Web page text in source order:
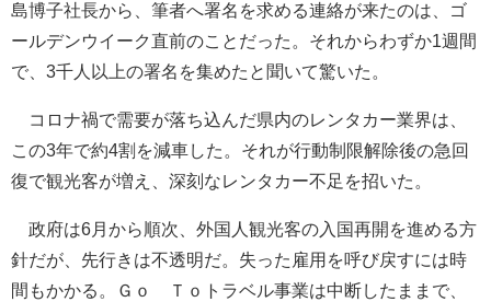
島博子社長から、筆者へ署名を求める連絡が来たのは、ゴ
ールデンウイーク直前のことだった。それからわずか1週間
で、3千人以上の署名を集めたと聞いて驚いた。
コロナ禍で需要が落ち込んだ県内のレンタカー業界は、
この3年で約4割を減車した。それが行動制限解除後の急回
復で観光客が増え、深刻なレンタカー不足を招いた。
政府は6月から順次、外国人観光客の入国再開を進める方
針だが、先行きは不透明だ。失った雇用を呼び戻すには時
間もかかる。Ｇｏ Ｔｏトラベル事業は中断したままで、